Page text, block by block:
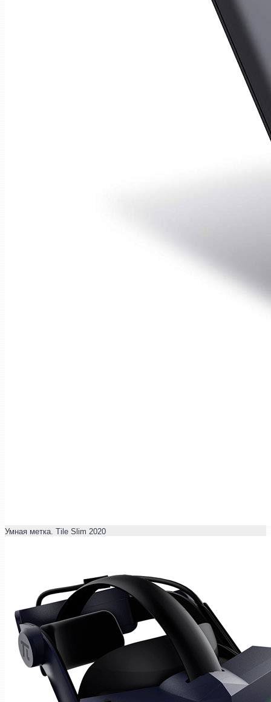
Умная метка. Tile Slim 2020